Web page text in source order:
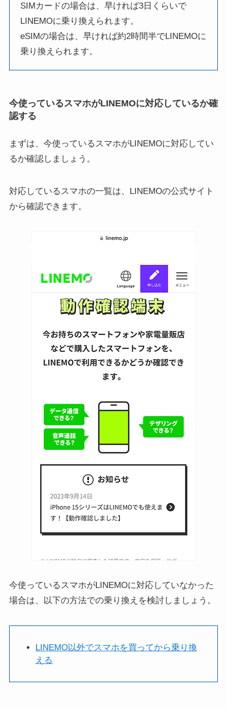
SIMカードの場合は、早ければ3日くらいで
LINEMOに乗り換えられます。
eSIMの場合は、早ければ約2時間半でLINEMOに
乗り換えられます。
今使っているスマホがLINEMOに対応しているか確
認する
まずは、今使っているスマホがLINEMOに対応してい
るか確認しましょう。
対応しているスマホの一覧は、LINEMOの公式サイト
から確認できます。
今使っているスマホがLINEMOに対応していなかった
場合は、以下の方法での乗り換えを検討しましょう。
LINEMO以外でスマホを買ってから乗り換
える